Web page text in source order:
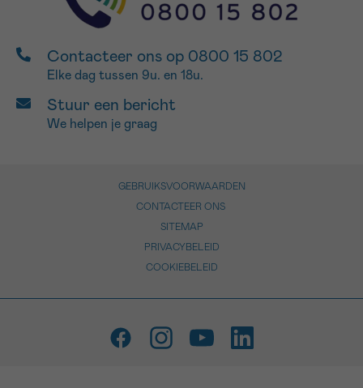
Contacteer ons op 0800 15 802
Elke dag tussen 9u. en 18u.
Stuur een bericht
We helpen je graag
GEBRUIKSVOORWAARDEN
CONTACTEER ONS
SITEMAP
PRIVACYBELEID
COOKIEBELEID